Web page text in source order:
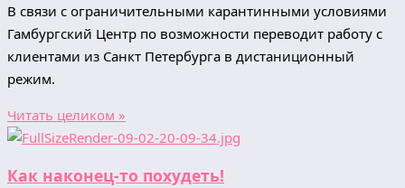
В связи с ограничительными карантинными условиями
Гамбургский Центр по возможности переводит работу с
клиентами из Санкт Петербурга в дистаниционный
режим.
Читать целиком »
Как наконец-то похудеть!